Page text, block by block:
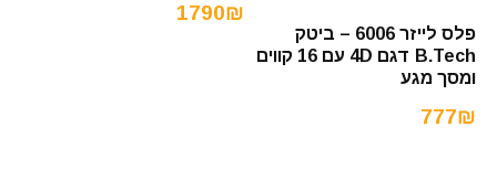
פלס לייזר 6006 – ביטק
B.Tech דגם 4D עם 16 קווים
ומסך מגע
777₪
1790₪